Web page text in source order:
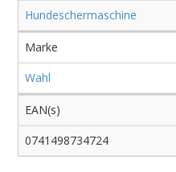
Hundeschermaschine
Marke
Wahl
EAN(s)
0741498734724